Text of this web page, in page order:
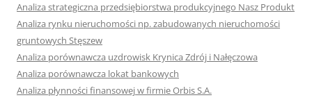
Analiza strategiczna przedsiębiorstwa produkcyjnego Nasz Produkt
Analiza rynku nieruchomości np. zabudowanych nieruchomości
gruntowych Stęszew
Analiza porównawcza uzdrowisk Krynica Zdrój i Nałęczowa
Analiza porównawcza lokat bankowych
Analiza płynności finansowej w firmie Orbis S.A.